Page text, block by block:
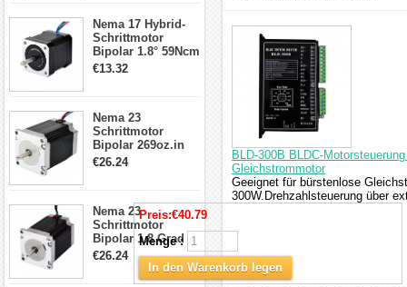
Schrittmotor
Nema 17 Hybrid-
Schrittmotor
Bipolar 1.8° 59Ncm
2A 4 Drähte mit 1m
€13.32
Nema 23
Schrittmotor
Bipolar 269oz.in
2,8A 57x57x76mm
23HS30-2804S
€26.24
Nema 23
Schrittmotor
Bipolar 1.8 Grad
1.9Nm 3A 3.36V 4
Drähte CNC
Schrittmotor DIY
€26.24
interessieren
BLD-300B BLDC-
Gleichstrommotor
Geeignet für bürstenlose
300W.Drehzahlsteuerung über
Preis:€40.79
Menge :
In den Warenkorb legen